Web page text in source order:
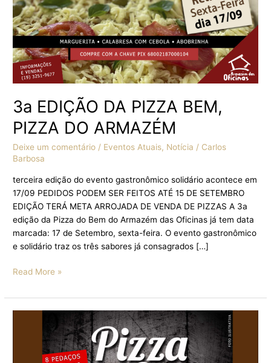
3a EDIÇÃO DA PIZZA BEM,
PIZZA DO ARMAZÉM
Deixe um comentário / Eventos Atuais, Notícia / Carlos
Barbosa
terceira edição do evento gastronômico solidário acontece em
17/09 PEDIDOS PODEM SER FEITOS ATÉ 15 DE SETEMBRO
EDIÇÃO TERÁ META ARROJADA DE VENDA DE PIZZAS A 3a
edição da Pizza do Bem do Armazém das Oficinas já tem data
marcada: 17 de Setembro, sexta-feira. O evento gastronômico
e solidário traz os três sabores já consagrados […]
Read More »